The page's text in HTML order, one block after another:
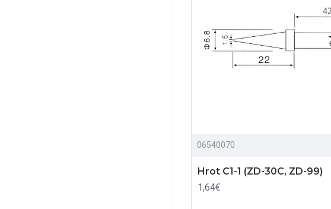
06540070
Hrot C1-1 (ZD-30C, ZD-99)
1,64€